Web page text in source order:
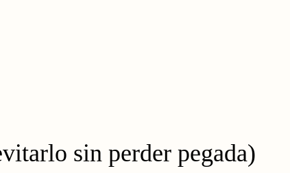
sin perder pegada)